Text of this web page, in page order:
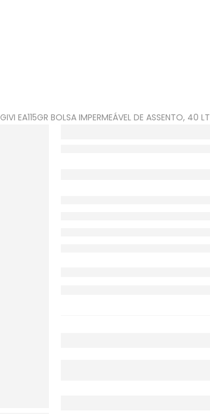
GIVI EA115GR BOLSA IMPERMEÁVEL DE ASSENTO, 40 LT